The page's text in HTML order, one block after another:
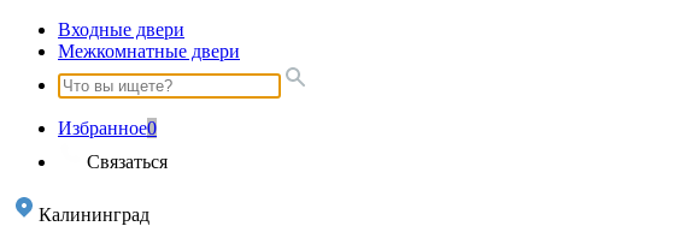
Входные двери
Межкомнатные двери
Избранное0
Связаться
Калининград